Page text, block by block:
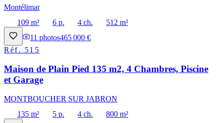
Montélimar
109 m²
6 p. 4 ch.
512 m²
11 photos465 000 €
Réf. 515
Maison de Plain Pied 135 m2, 4 Chambres, Piscine
et Garage
MONTBOUCHER SUR JABRON
135 m²
5 p. 4 ch.
800 m²